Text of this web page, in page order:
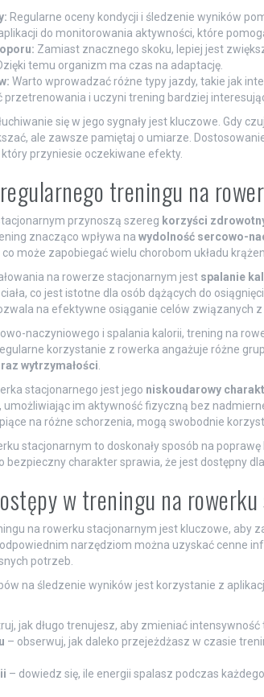
Regularne oceny kondycji i śledzenie wyników
do monitorowania aktywności, które
Zamiast znacznego skoku, lepiej jest
temu organizm ma czas na adaptację.
Warto wprowadzać różne typy jazdy, takie jak
przetrenowania i uczyni trening bardziej
się w jego sygnały jest kluczowe. Gdy
ale zawsze pamiętaj o umiarze.
przyniesie oczekiwane efekty.
treningu na
przynoszą szereg korzyści
znacząco wpływa na wydolność sercowo-
może zapobiegać wielu chorobom układu
na rowerze stacjonarnym jest spalanie
co jest istotne dla osób dążących do
na efektywne osiąganie celów związanych z
naczyniowego i spalania kalorii, trening na
korzystanie z rowerka angażuje różne
wytrzymałości
stacjonarnego jest jego niskoudarowy
im aktywność fizyczną bez
na różne schorzenia, mogą swobodnie
stacjonarnym to doskonały sposób na
bezpieczny charakter sprawia, że jest dostępny
w treningu na
na rowerku stacjonarnym jest kluczowe, aby
narzędziom można uzyskać cenne
potrzeb.
na śledzenie wyników jest korzystanie z
jak długo trenujesz, aby zmieniać
– obserwuj, jak daleko przejeżdżasz w czasie
– dowiedz się, ile energii spalasz podczas